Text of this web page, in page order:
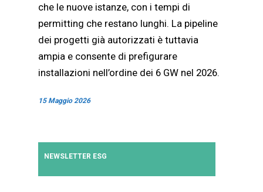
che le nuove istanze, con i tempi di
permitting che restano lunghi. La pipeline
dei progetti già autorizzati è tuttavia
ampia e consente di prefigurare
installazioni nell’ordine dei 6 GW nel 2026.
15 Maggio 2026
NEWSLETTER ESG